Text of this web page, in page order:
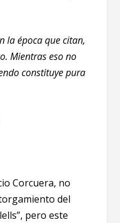
la época que citan,
Mientras eso no
constituye pura
Corcuera, no
del
pero este